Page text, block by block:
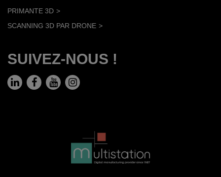
PRIMANTE 3D
SCANNING 3D PAR DRONE
SUIVEZ-NOUS !